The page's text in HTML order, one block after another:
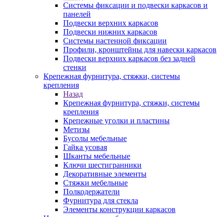
Системы фиксации и подвески каркасов и
панелей
Подвески верхних каркасов
Подвески нижних каркасов
Системы настенной фиксации
Профили, кронштейны для навески каркасов
Подвески верхних каркасов без задней
стенки
Крепежная фурнитура, стяжки, системы
крепления
Назад
Крепежная фурнитура, стяжки, системы
крепления
Крепежные уголки и пластины
Метизы
Бусолы мебельные
Гайка усовая
Шканты мебельные
Ключи шестигранники
Декоративные элементы
Стяжки мебельные
Полкодержатели
Фурнитура для стекла
Элементы конструкции каркасов